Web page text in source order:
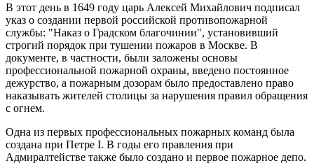
В этот день в 1649 году царь Алексей Михайлович подписал
указ о создании первой российской противопожарной
службы: "Наказ о Градском благочинии", установивший
строгий порядок при тушении пожаров в Москве. В
документе, в частности, были заложены основы
профессиональной пожарной охраны, введено постоянное
дежурство, а пожарным дозорам было предоставлено право
наказывать жителей столицы за нарушения правил обращения
с огнем.
Одна из первых профессиональных пожарных команд была
создана при Петре I. В годы его правления при
Адмиралтействе также было создано и первое пожарное депо.